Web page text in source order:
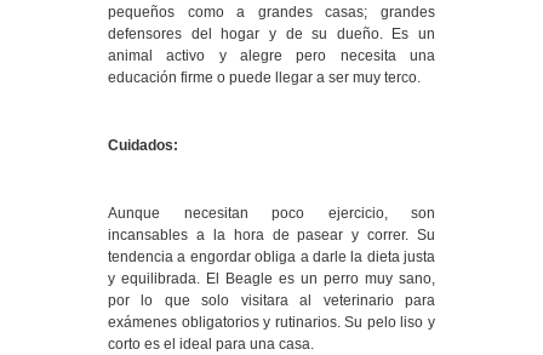
pequeños como a grandes casas; grandes
defensores del hogar y de su dueño. Es un
animal activo y alegre pero necesita una
educación firme o puede llegar a ser muy terco.
Cuidados:
Aunque necesitan poco ejercicio, son
incansables a la hora de pasear y correr. Su
tendencia a engordar obliga a darle la dieta justa
y equilibrada. El Beagle es un perro muy sano,
por lo que solo visitara al veterinario para
exámenes obligatorios y rutinarios. Su pelo liso y
corto es el ideal para una casa.